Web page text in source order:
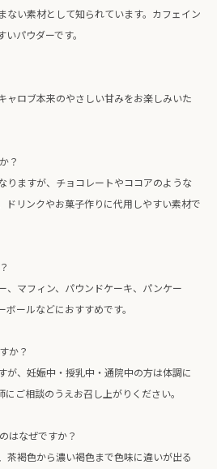
ない素材として知られています。カフェイン
パウダーです。
ャロブ本来のやさしい甘みをお楽しみいた
？
りますが、チョコレートやココアのような
ドリンクやお菓子作りに代用しやすい素材で
、マフィン、パウンドケーキ、パンケー
ールなどにおすすめです。
か？
が、妊娠中・授乳中・通院中の方は体調に
ご相談のうえお召し上がりください。
はなぜですか？
茶褐色から濃い褐色まで色味に違いが出る